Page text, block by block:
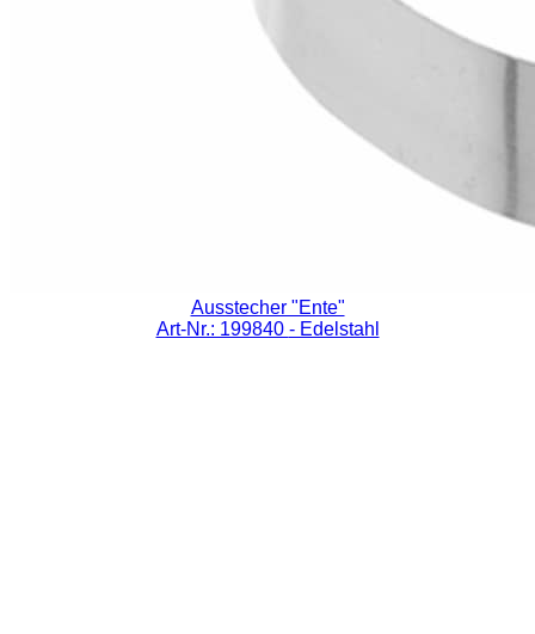
Ausstecher "Ente"
Art-Nr.: 199840 - Edelstahl